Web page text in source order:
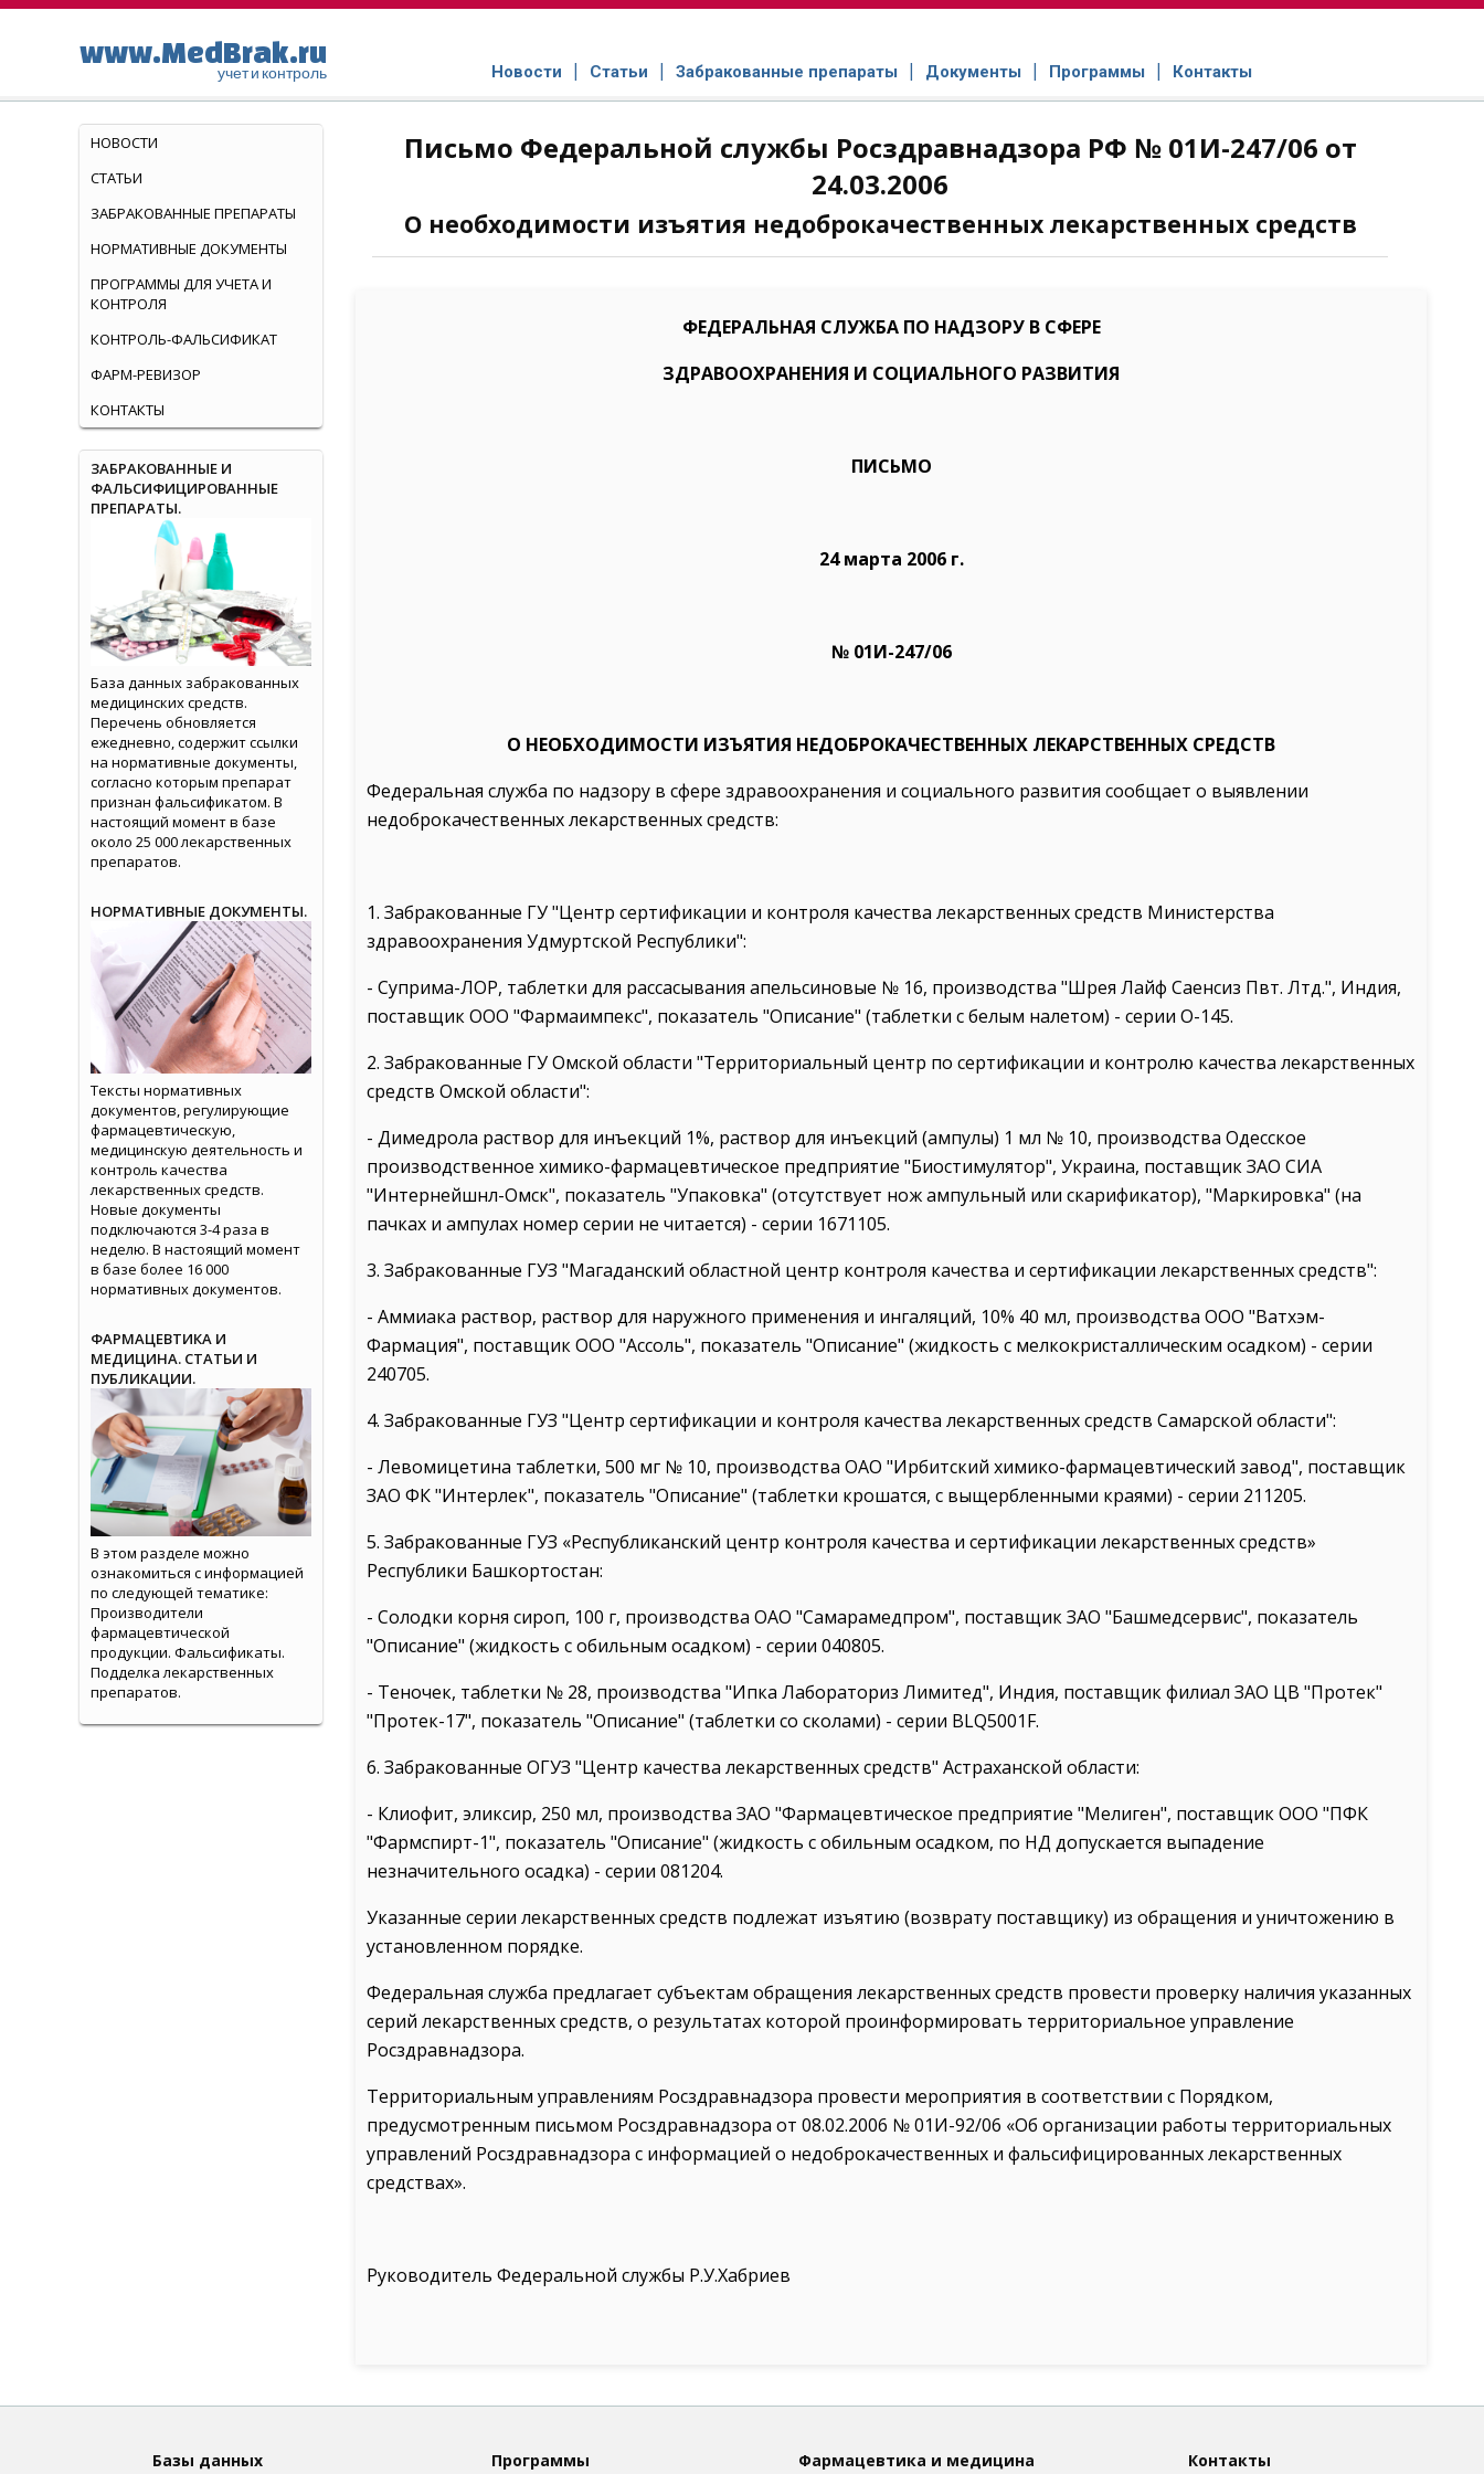
www.MedBrak.ru
учет и контроль Новости Статьи Забракованные препараты Документы Программы Контакты
Письмо Федеральной службы Росздравнадзора РФ № 01И-247/06 от
24.03.2006
О необходимости изъятия недоброкачественных лекарственных средств
ФЕДЕРАЛЬНАЯ СЛУЖБА ПО НАДЗОРУ В СФЕРЕ
ЗДРАВООХРАНЕНИЯ И СОЦИАЛЬНОГО РАЗВИТИЯ
ПИСЬМО
24 марта 2006 г.
№ 01И-247/06
О НЕОБХОДИМОСТИ ИЗЪЯТИЯ НЕДОБРОКАЧЕСТВЕННЫХ ЛЕКАРСТВЕННЫХ СРЕДСТВ
Федеральная служба по надзору в сфере здравоохранения и социального развития сообщает о выявлении
недоброкачественных лекарственных средств:
1. Забракованные ГУ "Центр сертификации и контроля качества лекарственных средств Министерства
здравоохранения Удмуртской Республики":
- Суприма-ЛОР, таблетки для рассасывания апельсиновые № 16, производства "Шрея Лайф Саенсиз Пвт. Лтд.", Индия,
поставщик ООО "Фармаимпекс", показатель "Описание" (таблетки с белым налетом) - серии О-145.
2. Забракованные ГУ Омской области "Территориальный центр по сертификации и контролю качества лекарственных
средств Омской области":
- Димедрола раствор для инъекций 1%, раствор для инъекций (ампулы) 1 мл № 10, производства Одесское
производственное химико-фармацевтическое предприятие "Биостимулятор", Украина, поставщик ЗАО СИА
"Интернейшнл-Омск", показатель "Упаковка" (отсутствует нож ампульный или скарификатор), "Маркировка" (на
пачках и ампулах номер серии не читается) - серии 1671105.
3. Забракованные ГУЗ "Магаданский областной центр контроля качества и сертификации лекарственных средств":
- Аммиака раствор, раствор для наружного применения и ингаляций, 10% 40 мл, производства ООО "Ватхэм-
Фармация", поставщик ООО "Ассоль", показатель "Описание" (жидкость с мелкокристаллическим осадком) - серии
240705.
4. Забракованные ГУЗ "Центр сертификации и контроля качества лекарственных средств Самарской области":
- Левомицетина таблетки, 500 мг № 10, производства ОАО "Ирбитский химико-фармацевтический завод", поставщик
ЗАО ФК "Интерлек", показатель "Описание" (таблетки крошатся, с выщербленными краями) - серии 211205.
5. Забракованные ГУЗ «Республиканский центр контроля качества и сертификации лекарственных средств»
Республики Башкортостан:
- Солодки корня сироп, 100 г, производства ОАО "Самарамедпром", поставщик ЗАО "Башмедсервис", показатель
"Описание" (жидкость с обильным осадком) - серии 040805.
- Теночек, таблетки № 28, производства "Ипка Лабораториз Лимитед", Индия, поставщик филиал ЗАО ЦВ "Протек"
"Протек-17", показатель "Описание" (таблетки со сколами) - серии BLQ5001F.
6. Забракованные ОГУЗ "Центр качества лекарственных средств" Астраханской области:
- Клиофит, эликсир, 250 мл, производства ЗАО "Фармацевтическое предприятие "Мелиген", поставщик ООО "ПФК
"Фармспирт-1", показатель "Описание" (жидкость с обильным осадком, по НД допускается выпадение
незначительного осадка) - серии 081204.
Указанные серии лекарственных средств подлежат изъятию (возврату поставщику) из обращения и уничтожению в
установленном порядке.
Федеральная служба предлагает субъектам обращения лекарственных средств провести проверку наличия указанных
серий лекарственных средств, о результатах которой проинформировать территориальное управление
Росздравнадзора.
Территориальным управлениям Росздравнадзора провести мероприятия в соответствии с Порядком,
предусмотренным письмом Росздравнадзора от 08.02.2006 № 01И-92/06 «Об организации работы территориальных
управлений Росздравнадзора с информацией о недоброкачественных и фальсифицированных лекарственных
средствах».
Руководитель Федеральной службы Р.У.Хабриев
НОВОСТИ
СТАТЬИ
ЗАБРАКОВАННЫЕ ПРЕПАРАТЫ
НОРМАТИВНЫЕ ДОКУМЕНТЫ
ПРОГРАММЫ ДЛЯ УЧЕТА И
КОНТРОЛЯ
КОНТРОЛЬ-ФАЛЬСИФИКАТ
ФАРМ-РЕВИЗОР
КОНТАКТЫ
ЗАБРАКОВАННЫЕ И
ФАЛЬСИФИЦИРОВАННЫЕ
ПРЕПАРАТЫ.
База данных забракованных
медицинских средств.
Перечень обновляется
ежедневно, содержит ссылки
на нормативные документы,
согласно которым препарат
признан фальсификатом. В
настоящий момент в базе
около 25 000 лекарственных
препаратов.
НОРМАТИВНЫЕ ДОКУМЕНТЫ.
Тексты нормативных
документов, регулирующие
фармацевтическую,
медицинскую деятельность и
контроль качества
лекарственных средств.
Новые документы
подключаются 3-4 раза в
неделю. В настоящий момент
в базе более 16 000
нормативных документов.
ФАРМАЦЕВТИКА И
МЕДИЦИНА. СТАТЬИ И
ПУБЛИКАЦИИ.
В этом разделе можно
ознакомиться с информацией
по следующей тематике:
Производители
фармацевтической
продукции. Фальсификаты.
Подделка лекарственных
препаратов.
Базы данных Программы Фармацевтика и медицина Контакты